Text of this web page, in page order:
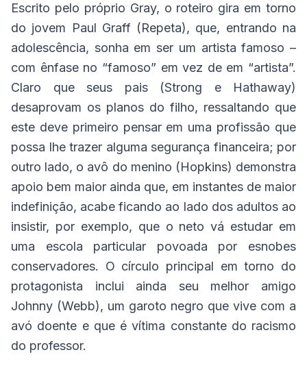
Escrito pelo próprio Gray, o roteiro gira em torno
do jovem Paul Graff (Repeta), que, entrando na
adolescência, sonha em ser um artista famoso –
com ênfase no “famoso” em vez de em “artista”.
Claro que seus pais (Strong e Hathaway)
desaprovam os planos do filho, ressaltando que
este deve primeiro pensar em uma profissão que
possa lhe trazer alguma segurança financeira; por
outro lado, o avô do menino (Hopkins) demonstra
apoio bem maior ainda que, em instantes de maior
indefinição, acabe ficando ao lado dos adultos ao
insistir, por exemplo, que o neto vá estudar em
uma escola particular povoada por esnobes
conservadores. O círculo principal em torno do
protagonista inclui ainda seu melhor amigo
Johnny (Webb), um garoto negro que vive com a
avó doente e que é vítima constante do racismo
do professor.